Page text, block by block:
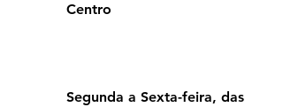
Centro
Segunda a Sexta-feira, das